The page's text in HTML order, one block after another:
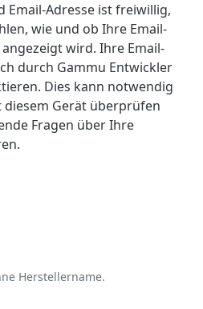
Email-Adresse ist freiwillig,
wie und ob Ihre Email-
wird. Ihre Email-
durch Gammu Entwickler
Dies kann notwendig
Gerät überprüfen
Fragen über Ihre
Herstellername.